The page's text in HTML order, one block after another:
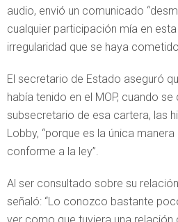
audio, envió un comunicado
cualquier participación mía en
irregularidad que se haya
El secretario de Estado aseguró
había tenido en el MOP, cuando
subsecretario de esa cartera, las
Lobby, “porque es la única
conforme a la ley”.
Al ser consultado sobre su
señaló: “Lo conozco bastante